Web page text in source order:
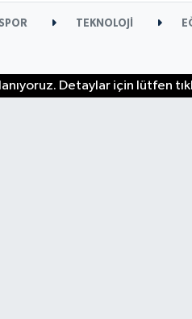
TEKNOLOJİ
Detaylar için lütfen